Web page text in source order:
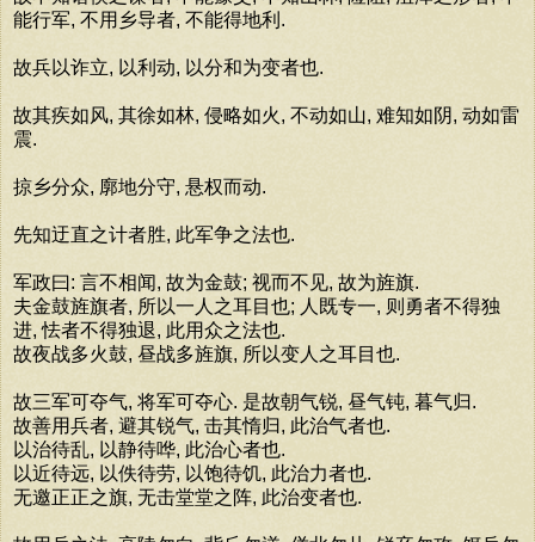
能行军, 不用乡导者, 不能得地利.
故兵以诈立, 以利动, 以分和为变者也.
故其疾如风, 其徐如林, 侵略如火, 不动如山, 难知如阴, 动如雷
震.
掠乡分众, 廓地分守, 悬权而动.
先知迂直之计者胜, 此军争之法也.
军政曰: 言不相闻, 故为金鼓; 视而不见, 故为旌旗.
夫金鼓旌旗者, 所以一人之耳目也; 人既专一, 则勇者不得独
进, 怯者不得独退, 此用众之法也.
故夜战多火鼓, 昼战多旌旗, 所以变人之耳目也.
故三军可夺气, 将军可夺心. 是故朝气锐, 昼气钝, 暮气归.
故善用兵者, 避其锐气, 击其惰归, 此治气者也.
以治待乱, 以静待哗, 此治心者也.
以近待远, 以佚待劳, 以饱待饥, 此治力者也.
无邀正正之旗, 无击堂堂之阵, 此治变者也.